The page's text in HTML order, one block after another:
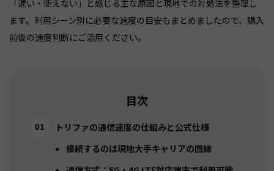
「遅い・使えない」と感じる主な原因と現地での対処法を整理し
ます。利用シーン別に必要な速度の目安もまとめましたので、購入
前後の速度判断にご活用ください。
目次
トリファの通信速度の仕組みと公式仕様
接続するのは現地大手キャリアの回線